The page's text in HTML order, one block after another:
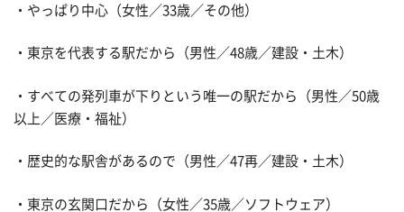
・やっぱり中心（女性／33歳／その他）
・東京を代表する駅だから（男性／48歳／建設・土木）
・すべての発列車が下りという唯一の駅だから（男性／50歳
以上／医療・福祉）
・歴史的な駅舎があるので（男性／47再／建設・土木）
・東京の玄関口だから（女性／35歳／ソフトウェア）